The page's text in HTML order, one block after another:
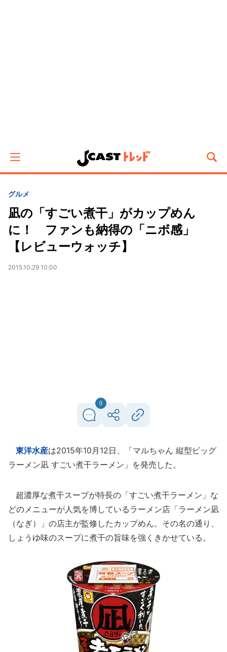
グルメ
凪の「すごい煮干」がカップめん
に！ ファンも納得の「ニボ感」
【レビューウォッチ】
2015.10.29 10:00
0
東洋水産は2015年10月12日、「マルちゃん 縦型ビッグ
ラーメン凪 すごい煮干ラーメン」を発売した。
超濃厚な煮干スープが特長の「すごい煮干ラーメン」な
どのメニューが人気を博しているラーメン店「ラーメン凪
（なぎ）」の店主が監修したカップめん。その名の通り、
しょうゆ味のスープに煮干の旨味を強くきかせている。